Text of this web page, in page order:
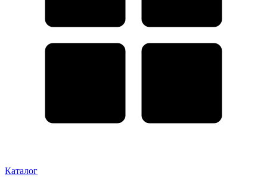
Каталог